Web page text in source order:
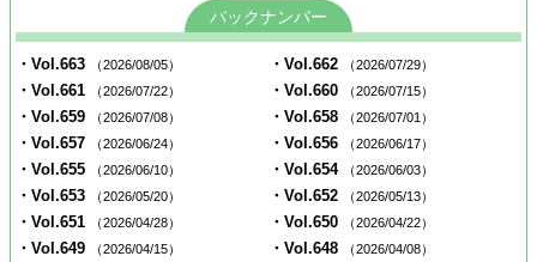
バックナンバー
・Vol.663 （2026/08/05） ・Vol.662 （2026/07/29）
・Vol.661 （2026/07/22） ・Vol.660 （2026/07/15）
・Vol.659 （2026/07/08） ・Vol.658 （2026/07/01）
・Vol.657 （2026/06/24） ・Vol.656 （2026/06/17）
・Vol.655 （2026/06/10） ・Vol.654 （2026/06/03）
・Vol.653 （2026/05/20） ・Vol.652 （2026/05/13）
・Vol.651 （2026/04/28） ・Vol.650 （2026/04/22）
・Vol.649 （2026/04/15） ・Vol.648 （2026/04/08）